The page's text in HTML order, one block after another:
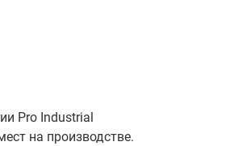
Pro Industrial
на производстве.